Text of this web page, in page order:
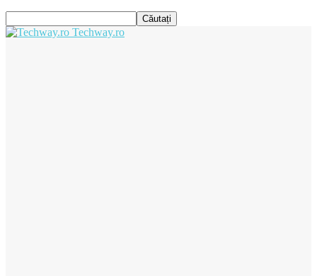
Techway.ro